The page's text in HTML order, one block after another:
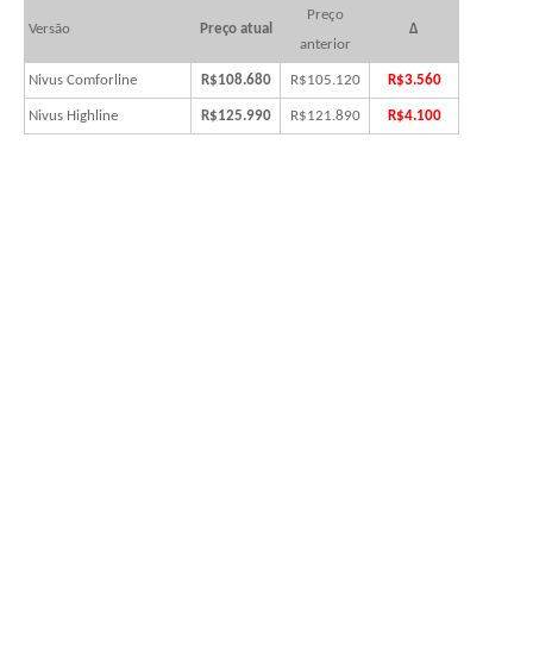
Versão Preço atual
Preço
anterior
Δ
Nivus Comforline R$108.680 R$105.120 R$3.560
Nivus Highline R$125.990 R$121.890 R$4.100